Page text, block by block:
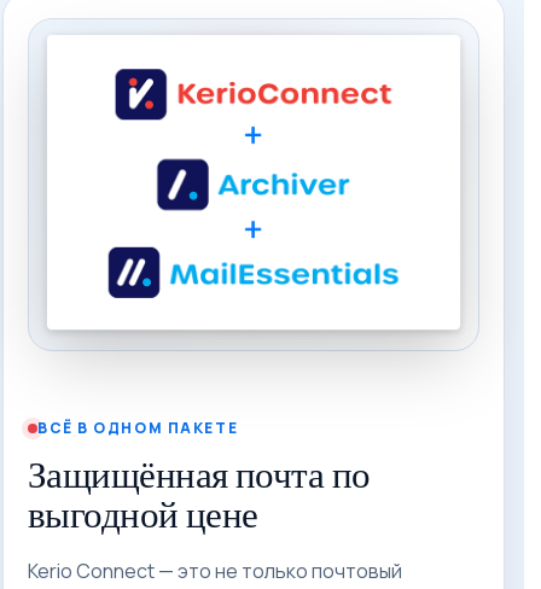
ВСЁ В ОДНОМ ПАКЕТЕ
Защищённая почта по
выгодной цене
Kerio Connect — это не только почтовый